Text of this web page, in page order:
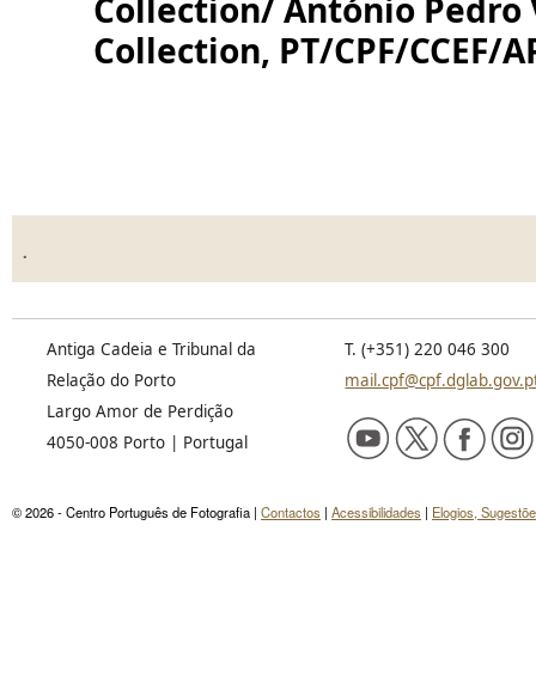
Collection/ António Pedro
Collection, PT/CPF/CCEF/
.
Antiga Cadeia e Tribunal da
Relação do Porto
Largo Amor de Perdição
4050-008 Porto | Portugal
T. (+351) 220 046 300
© 2026 - Centro Português de Fotografia | Contactos | Acessibilidades | Elogios,